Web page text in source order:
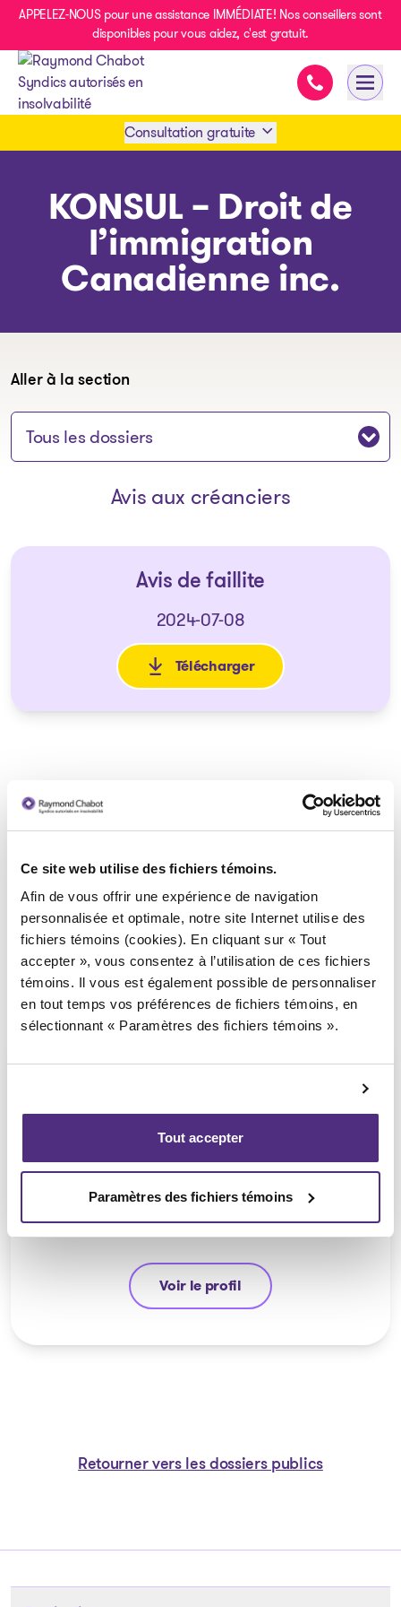
Ce site web utilise des fichiers témoins.
Afin de vous offrir une expérience de navigation
personnalisée et optimale, notre site Internet utilise des
fichiers témoins (cookies). En cliquant sur « Tout
accepter », vous consentez à l’utilisation de ces fichiers
témoins. Il vous est également possible de personnaliser
en tout temps vos préférences de fichiers témoins, en
sélectionnant « Paramètres des fichiers témoins ».
Tout accepter
Paramètres des fichiers témoins
APPELEZ-NOUS pour une assistance IMMÉDIATE! Nos conseillers sont
disponibles pour vous aidez, c'est gratuit.
Assistance
Consultation gratuite
1 438-858-6033
KONSUL – Droit de
l’immigration
Canadienne inc.
Aller à la section
Sauter à la section:
Avis aux créanciers
Avis de faillite
2024-07-08
Télécharger
: Avis de faillite
Syndic responsable du dossier
André Hebert
CPA, PAIR, SAI
Voir le profil
André Hebert
Retourner vers les dossiers publics